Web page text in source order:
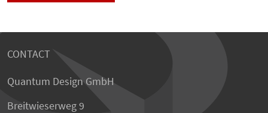
CONTACT
Quantum Design GmbH
Breitwieserweg 9